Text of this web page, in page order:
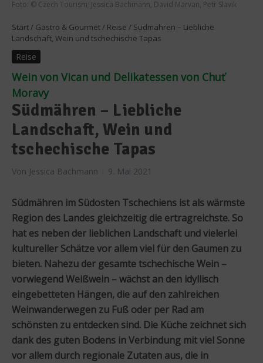
Foto: © Czech Tourism; Jessica Bachmann, David Marvan, Petr Slavik
Start / Gastro & Gourmet / Reise / Südmähren – Liebliche
Landschaft, Wein und tschechische Tapas
Reise
Wein von Vican und Delikatessen von Chuť
Moravy
Südmähren – Liebliche
Landschaft, Wein und
tschechische Tapas
Von Jessica Bachmann 9. Mai 2021
Südmähren im Südosten Tschechiens ist als wärmste
Region des Landes gleichzeitig die ertragreichste. So
hat es neben der lieblichen Landschaft und vielerlei
kultureller Schätze vor allem viel für den Gaumen zu
bieten. Nahezu der gesamte tschechische Wein –
vorwiegend Weißwein – wächst an den idyllisch
eingebetteten Hängen, die auf den zahlreichen
Weinwanderwegen zu Fuß oder per Rad am
schönsten zu entdecken sind. Die Küche zeichnet sich
dank des guten Bodens in Verbindung mit viel Sonne
vor allem durch regionale Zutaten aus, die in